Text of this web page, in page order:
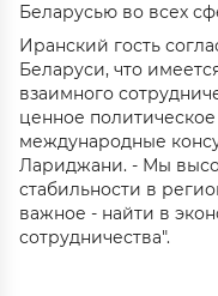
Беларусью во всех
Иранский гость
Беларуси, что
взаимного
ценное
международные
Лариджани. - Мы
стабильности в
важное - найти в
сотрудничества".